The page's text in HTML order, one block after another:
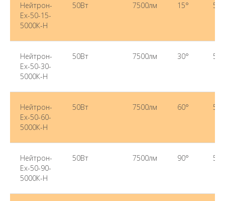
Нейтрон-
Ex-50-15-
5000К-Н
50Вт 7500лм 15°
Нейтрон-
Ex-50-30-
5000К-Н
50Вт 7500лм 30°
Нейтрон-
Ex-50-60-
5000К-Н
50Вт 7500лм 60°
Нейтрон-
Ex-50-90-
5000К-Н
50Вт 7500лм 90°